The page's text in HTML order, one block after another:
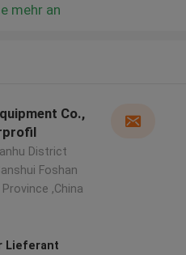
mehr an
Co.,
District
Foshan
,China
Lieferant